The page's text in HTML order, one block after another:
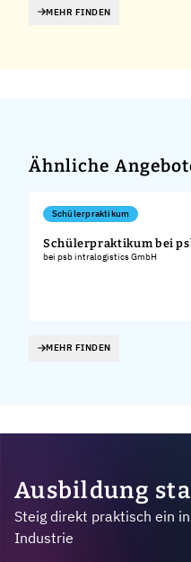
MEHR FINDEN
Ähnliche
Schülerpraktikum
Schülerpraktikum bei
bei psb intralogistics GmbH
MEHR FINDEN
Ausbildung
Steig direkt praktisch ein
Industrie